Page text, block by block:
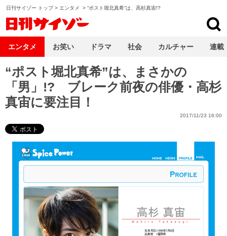
日刊サイゾー トップ> エンタメ > “ポスト堀北真希”は、高杉真宙!?
“ポスト堀北真希”は、まさかの
「男」!? ブレーク前夜の俳優・高杉
真宙に要注目！
2017/11/23 16:00
エンタメ お笑い ドラマ 社会 カルチャー 連載